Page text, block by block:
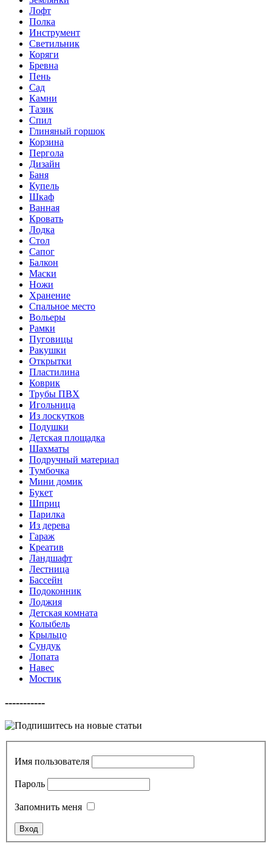
Лофт
Полка
Инструмент
Светильник
Коряги
Бревна
Пень
Сад
Камни
Тазик
Спил
Глиняный горшок
Корзина
Пергола
Дизайн
Баня
Купель
Шкаф
Ванная
Кровать
Лодка
Стол
Сапог
Балкон
Маски
Ножи
Хранение
Спальное место
Вольеры
Рамки
Пуговицы
Ракушки
Открытки
Пластилина
Коврик
Трубы ПВХ
Игольница
Из лоскутков
Подушки
Детская площадка
Шахматы
Подручный материал
Тумбочка
Мини домик
Букет
Шприц
Парилка
Из дерева
Гараж
Креатив
Ландшафт
Лестница
Бассейн
Подоконник
Лоджия
Детская комната
Колыбель
Крыльцо
Сундук
Лопата
Навес
Мостик
-----------
Имя пользователя
Пароль
Запомнить меня